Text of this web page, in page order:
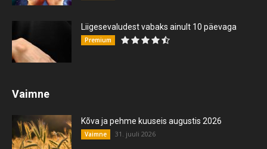
Liigesevaludest vabaks ainult 10 päevaga
Premium
Vaimne
Kõva ja pehme kuuseis augustis 2026
Vaimne 31. juuli 2026